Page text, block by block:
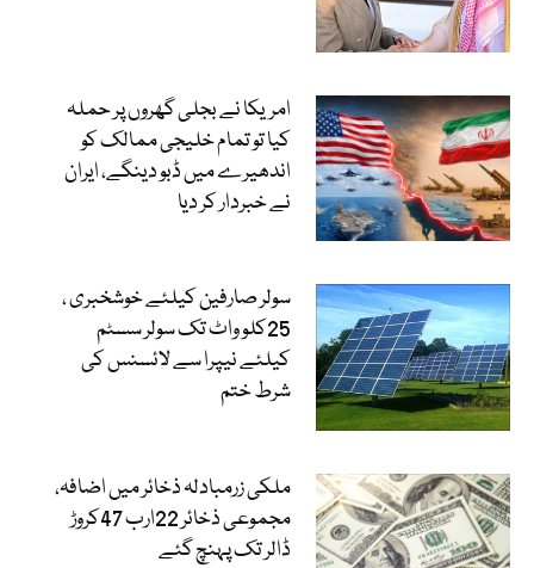
امریکا نے بجلی گھروں پر حملہ
کیا تو تمام خلیجی ممالک کو
اندھیرے میں ڈبو دینگے، ایران
نے خبردار کر دیا
سولر صارفین کیلئے خوشخبری ،
25کلو واٹ تک سولر سسٹم
کیلئے نیپرا سے لائسنس کی
شرط ختم
ملکی زرمبادلہ ذخائر میں اضافہ،
مجموعی ذخائر 22ارب 47کروڑ
ڈالر تک پہنچ گئے